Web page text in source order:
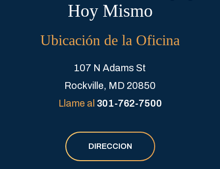
Hoy Mismo
Ubicación de la Oficina
107 N Adams St
Rockville, MD 20850
Llame al 301-762-7500
DIRECCION